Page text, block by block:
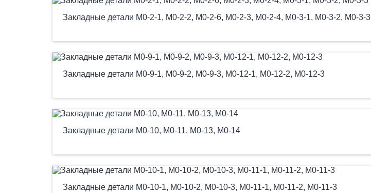
Закладные детали М0-2-1, М0-2-2, М0-2-6, М0-2-3, М0-2-4, М0-3-1, М0-3-2, М0-3-3
Закладные детали М0-9-1, М0-9-2, М0-9-3, М0-12-1, М0-12-2, М0-12-3
Закладные детали М0-10, М0-11, М0-13, М0-14
Закладные детали М0-10-1, М0-10-2, М0-10-3, М0-11-1, М0-11-2, М0-11-3